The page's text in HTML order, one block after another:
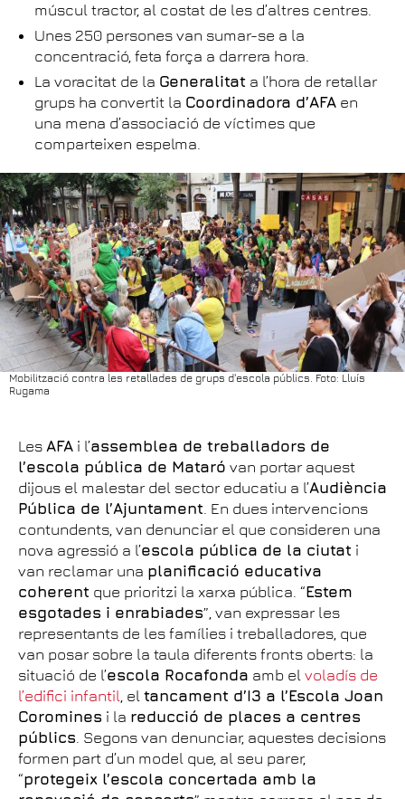
múscul tractor, al costat de les d’altres centres.
Unes 250 persones van sumar-se a la
concentració, feta força a darrera hora.
La voracitat de la Generalitat a l’hora de retallar
grups ha convertit la Coordinadora d’AFA en
una mena d’associació de víctimes que
comparteixen espelma.
Mobilització contra les retallades de grups d'escola públics. Foto: Lluís
Rugama
Les AFA i l’assemblea de treballadors de
l’escola pública de Mataró van portar aquest
dijous el malestar del sector educatiu a l’Audiència
Pública de l’Ajuntament . En dues intervencions
contundents, van denunciar el que consideren una
nova agressió a l’escola pública de la ciutat i
van reclamar una planificació educativa
coherent que prioritzi la xarxa pública. “Estem
esgotades i enrabiades”, van expressar les
representants de les famílies i treballadores, que
van posar sobre la taula diferents fronts oberts: la
situació de l’escola Rocafonda amb el voladís de
l’edifici infantil , el tancament d’I3 a l’Escola Joan
Coromines i la reducció de places a centres
públics . Segons van denunciar, aquestes decisions
formen part d’un model que, al seu parer,
“protegeix l’escola concertada amb la